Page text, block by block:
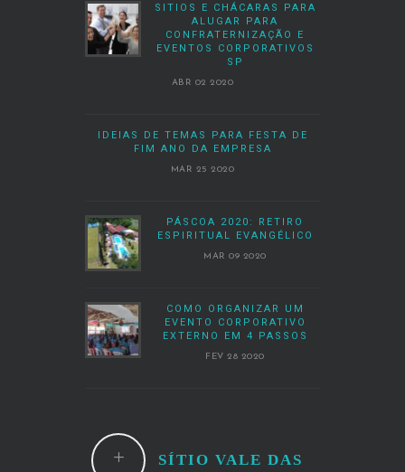
SITIOS E CHÁCARAS PARA
ALUGAR PARA
CONFRATERNIZAÇÃO E
EVENTOS CORPORATIVOS
SP
ABR 02 2020
IDEIAS DE TEMAS PARA FESTA DE
FIM ANO DA EMPRESA
MAR 25 2020
PÁSCOA 2020: RETIRO
ESPIRITUAL EVANGÉLICO
MAR 09 2020
COMO ORGANIZAR UM
EVENTO CORPORATIVO
EXTERNO EM 4 PASSOS
FEV 28 2020
SÍTIO VALE DAS